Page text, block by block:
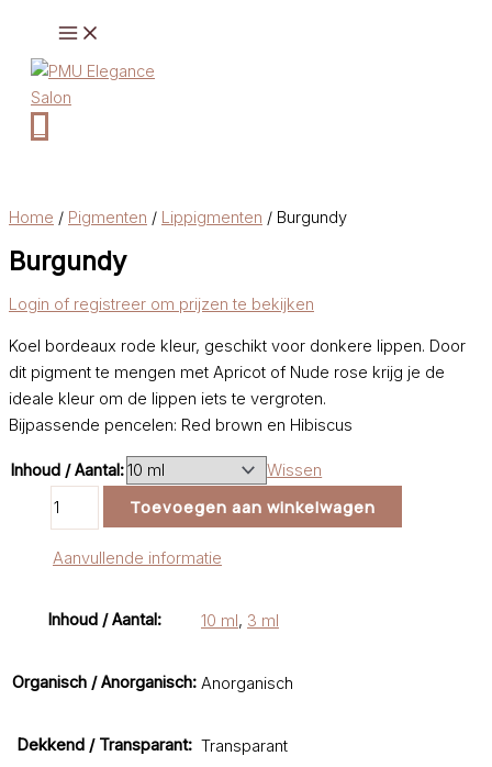
inhoud
Home / Pigmenten / Lippigmenten / Burgundy
Burgundy
Login of registreer om prijzen te bekijken
Koel bordeaux rode kleur, geschikt voor donkere lippen. Door
dit pigment te mengen met Apricot of Nude rose krijg je de
ideale kleur om de lippen iets te vergroten.
Bijpassende pencelen: Red brown en Hibiscus
Inhoud / Aantal:
Wissen
Burgundy
Toevoegen aan winkelwagen
Aanvullende informatie
Inhoud / Aantal: 10 ml, 3 ml
Organisch / Anorganisch: Anorganisch
Dekkend / Transparant: Transparant